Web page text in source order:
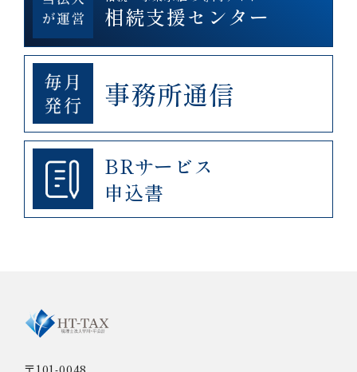
相続支援センター
事務所通信
BRサービス
申込書
〒101-0048